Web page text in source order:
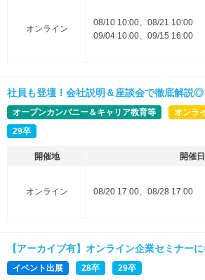
オンライン
08/10 10:00、08/21 10:00
09/04 10:00、09/15 16:00
社員も登壇！会社説明＆座談会で徹底解説◎
オープンカンパニー＆キャリア教育等 オンラ
29卒
開催地 開催
オンライン 08/20 17:00、08/28 17:00
【アーカイブ有】オンライン企業セミナー
イベント出展 28卒 29卒